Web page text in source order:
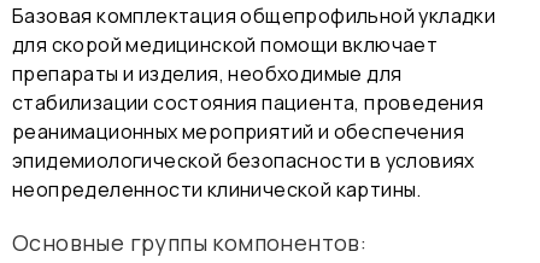
Базовая комплектация общепрофильной укладки
для скорой медицинской помощи включает
препараты и изделия, необходимые для
стабилизации состояния пациента, проведения
реанимационных мероприятий и обеспечения
эпидемиологической безопасности в условиях
неопределенности клинической картины.
Основные группы компонентов: